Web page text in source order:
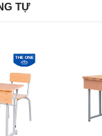
TỰ